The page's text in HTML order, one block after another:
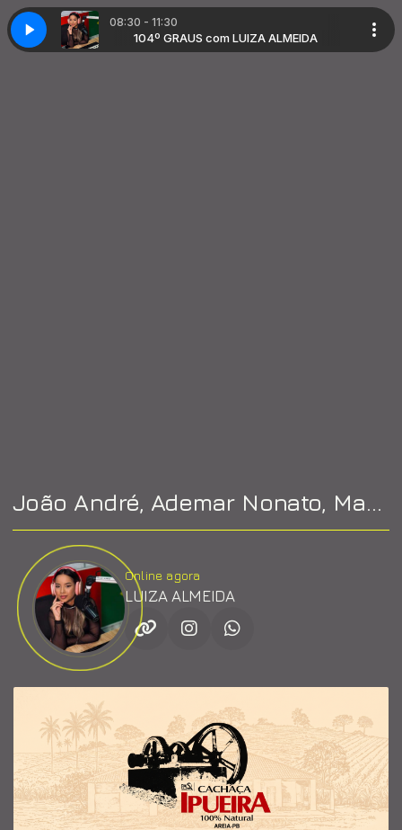
08:30 - 11:30
ALMEIDA 104º GRAUS com LUIZA ALMEIDA
João André, Ademar Nonato, Mario Guibson e H Bezerra
Online agora
LUIZA ALMEIDA